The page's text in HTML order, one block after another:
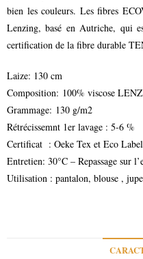
bien les couleurs. Les fibres
Lenzing, basé en Autriche, qui
certification de la fibre durable
Laize: 130 cm
Composition: 100% viscose
Grammage: 130 g/m2
Rétrécissemnt 1er lavage : 5-6 %
Certificat : Oeke Tex et Eco Label
Entretien: 30°C – Repassage sur
Utilisation : pantalon, blouse ,